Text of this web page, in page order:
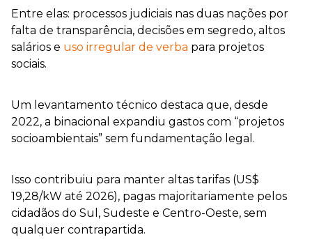
Entre elas: processos judiciais nas duas nações por
falta de transparência, decisões em segredo, altos
salários e uso irregular de verba para projetos
sociais.
Um levantamento técnico destaca que, desde
2022, a binacional expandiu gastos com “projetos
socioambientais” sem fundamentação legal.
Isso contribuiu para manter altas tarifas (US$
19,28/kW até 2026), pagas majoritariamente pelos
cidadãos do Sul, Sudeste e Centro-Oeste, sem
qualquer contrapartida.